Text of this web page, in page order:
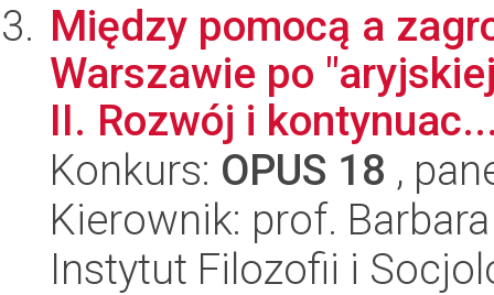
Między pomocą a
Warszawie po
II. Rozwój i
Konkurs: OPUS 18 ,
Kierownik: prof.
Instytut Filozofii i